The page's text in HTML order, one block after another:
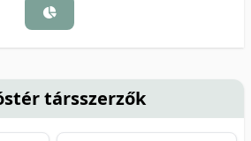
társszerzők